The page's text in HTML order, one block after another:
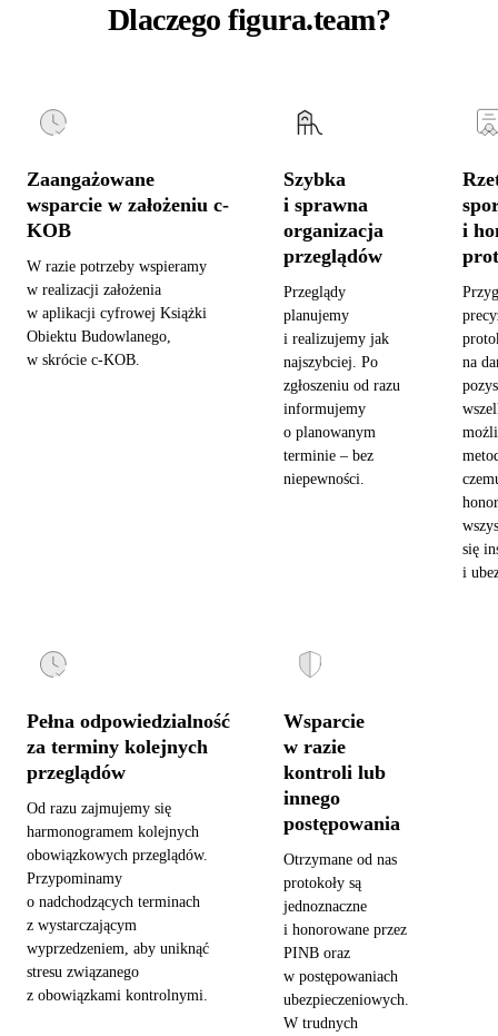
Dlaczego figura.team?
Zaangażowane
wsparcie w założeniu c-
KOB
W razie potrzeby wspieramy
w realizacji założenia
w aplikacji cyfrowej Książki
Obiektu Budowlanego,
w skrócie c-KOB.
Szybka
i sprawna
organizacja
przeglądów
Przeglądy
planujemy
i realizujemy jak
najszybciej. Po
zgłoszeniu od razu
informujemy
o planowanym
terminie – bez
niepewności.
i
na
się
i
Pełna odpowiedzialność
za terminy kolejnych
przeglądów
Od razu zajmujemy się
harmonogramem kolejnych
obowiązkowych przeglądów.
Przypominamy
o nadchodzących terminach
z wystarczającym
wyprzedzeniem, aby uniknąć
stresu związanego
z obowiązkami kontrolnymi.
Wsparcie
w razie
kontroli lub
innego
postępowania
Otrzymane od nas
protokoły są
jednoznaczne
i honorowane przez
PINB oraz
w postępowaniach
ubezpieczeniowych.
W trudnych